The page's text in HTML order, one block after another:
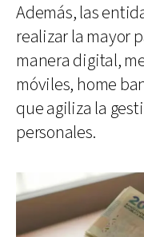
Además, las
realizar la mayor
manera digital,
móviles, home
que agiliza la
personales.